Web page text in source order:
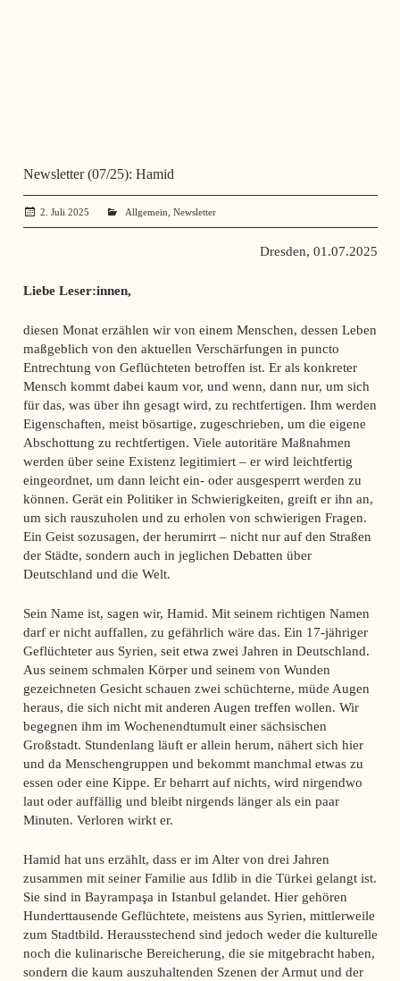
Newsletter (07/25): Hamid
2. Juli 2025 administrator
Allgemein Newsletter
Dresden, 01.07.2025
Liebe Leser:innen,
diesen Monat erzählen wir von einem Menschen, dessen Leben
maßgeblich von den aktuellen Verschärfungen in puncto
Entrechtung von Geflüchteten betroffen ist. Er als konkreter
Mensch kommt dabei kaum vor, und wenn, dann nur, um sich
für das, was über ihn gesagt wird, zu rechtfertigen. Ihm werden
Eigenschaften, meist bösartige, zugeschrieben, um die eigene
Abschottung zu rechtfertigen. Viele autoritäre Maßnahmen
werden über seine Existenz legitimiert – er wird leichtfertig
eingeordnet, um dann leicht ein- oder ausgesperrt werden zu
können. Gerät ein Politiker in Schwierigkeiten, greift er ihn an,
um sich rauszuholen und zu erholen von schwierigen Fragen.
Ein Geist sozusagen, der herumirrt – nicht nur auf den Straßen
der Städte, sondern auch in jeglichen Debatten über
Deutschland und die Welt.
Sein Name ist, sagen wir, Hamid. Mit seinem richtigen Namen
darf er nicht auffallen, zu gefährlich wäre das. Ein 17-jähriger
Geflüchteter aus Syrien, seit etwa zwei Jahren in Deutschland.
Aus seinem schmalen Körper und seinem von Wunden
gezeichneten Gesicht schauen zwei schüchterne, müde Augen
heraus, die sich nicht mit anderen Augen treffen wollen. Wir
begegnen ihm im Wochenendtumult einer sächsischen
Großstadt. Stundenlang läuft er allein herum, nähert sich hier
und da Menschengruppen und bekommt manchmal etwas zu
essen oder eine Kippe. Er beharrt auf nichts, wird nirgendwo
laut oder auffällig und bleibt nirgends länger als ein paar
Minuten. Verloren wirkt er.
Hamid hat uns erzählt, dass er im Alter von drei Jahren
zusammen mit seiner Familie aus Idlib in die Türkei gelangt ist.
Sie sind in Bayrampaşa in Istanbul gelandet. Hier gehören
Hunderttausende Geflüchtete, meistens aus Syrien, mittlerweile
zum Stadtbild. Herausstechend sind jedoch weder die kulturelle
noch die kulinarische Bereicherung, die sie mitgebracht haben,
sondern die kaum auszuhaltenden Szenen der Armut und der